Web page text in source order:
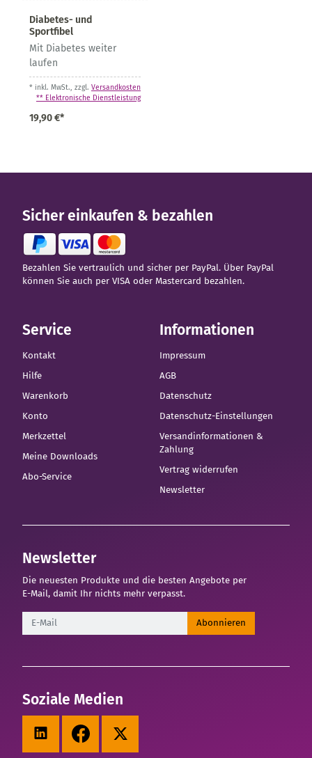
Diabetes- und
Sportfibel
19,90 €*
Mit Diabetes weiter
laufen
* inkl. MwSt., zzgl. Versandkosten
** Elektronische Dienstleistung
Sicher einkaufen & bezahlen
Bezahlen Sie vertraulich und sicher per PayPal. Über PayPal
können Sie auch per VISA oder Mastercard bezahlen.
Service
Kontakt
Hilfe
Warenkorb
Konto
Merkzettel
Meine Downloads
Abo-Service
Informationen
Impressum
AGB
Datenschutz
Datenschutz-Einstellungen
Versandinformationen &
Zahlung
Vertrag widerrufen
Newsletter
Newsletter
Die neuesten Produkte und die besten Angebote per
E-Mail, damit Ihr nichts mehr verpasst.
Newsletter Abonnieren
Soziale Medien
LinkedIn FacebookX (Twitter)